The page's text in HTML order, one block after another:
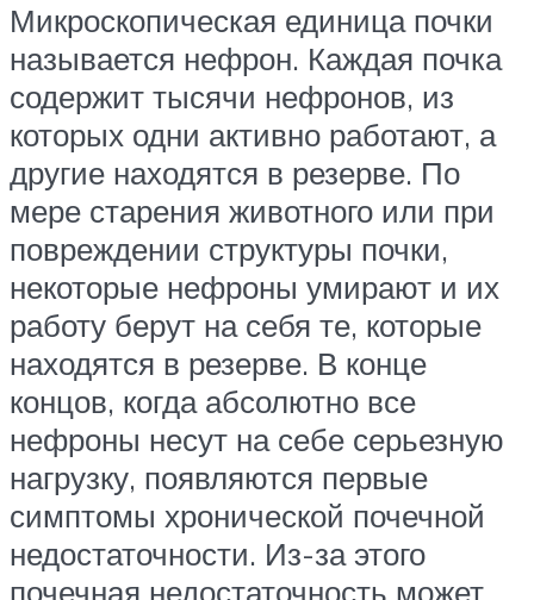
Микроскопическая единица почки
называется нефрон. Каждая почка
содержит тысячи нефронов, из
которых одни активно работают, а
другие находятся в резерве. По
мере старения животного или при
повреждении структуры почки,
некоторые нефроны умирают и их
работу берут на себя те, которые
находятся в резерве. В конце
концов, когда абсолютно все
нефроны несут на себе серьезную
нагрузку, появляются первые
симптомы хронической почечной
недостаточности. Из-за этого
почечная недостаточность может